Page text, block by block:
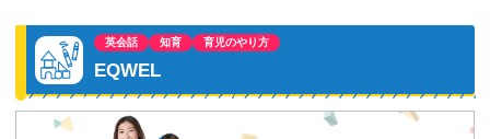
英会話 知育 育児のやり方
EQWEL